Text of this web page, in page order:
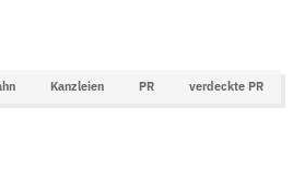
Kanzleien PR verdeckte PR